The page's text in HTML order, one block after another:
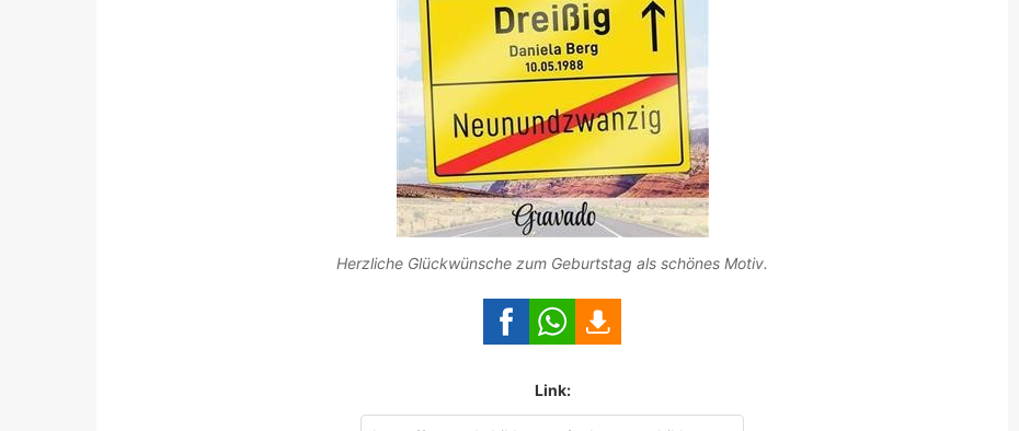
Herzliche Glückwünsche zum Geburtstag als schönes Motiv.
Link: